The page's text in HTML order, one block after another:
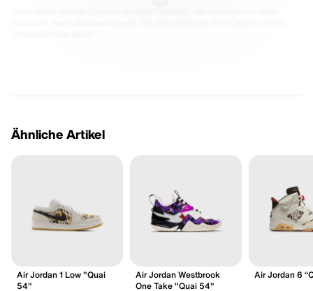
Ähnliche Artikel
Air Jordan 1 Low "Quai
54"
Air Jordan Westbrook
One Take "Quai 54"
Air Jordan 6